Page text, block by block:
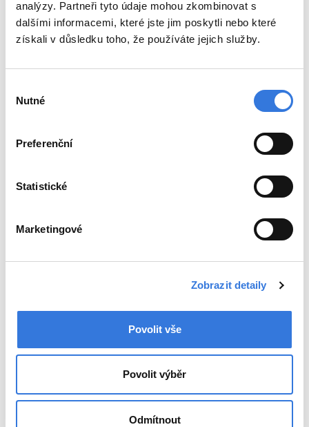
analýzy. Partneři tyto údaje mohou zkombinovat s
dalšími informacemi, které jste jim poskytli nebo které
získali v důsledku toho, že používáte jejich služby.
souhlasu
Nutné
Preferenční
Statistické
Marketingové
Zobrazit detaily
Povolit vše
Povolit výběr
Odmítnout
Novinky
Personální ředitel: Nabízíme nové
benefity, ale i podporu týmů